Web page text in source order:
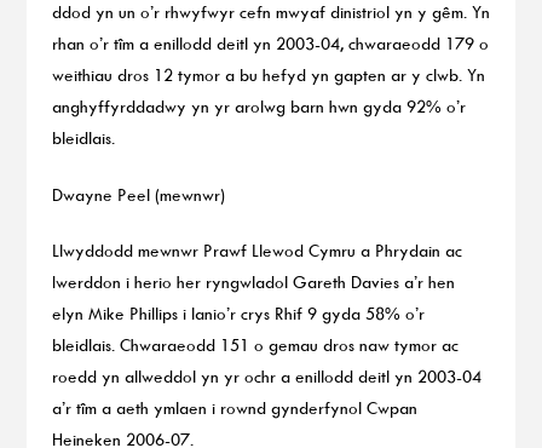
ddod yn un o’r rhwyfwyr cefn mwyaf dinistriol yn y gêm. Yn
rhan o’r tîm a enillodd deitl yn 2003-04, chwaraeodd 179 o
weithiau dros 12 tymor a bu hefyd yn gapten ar y clwb. Yn
anghyffyrddadwy yn yr arolwg barn hwn gyda 92% o’r
bleidlais.
Dwayne Peel (mewnwr)
Llwyddodd mewnwr Prawf Llewod Cymru a Phrydain ac
Iwerddon i herio her ryngwladol Gareth Davies a’r hen
elyn Mike Phillips i lanio’r crys Rhif 9 gyda 58% o’r
bleidlais. Chwaraeodd 151 o gemau dros naw tymor ac
roedd yn allweddol yn yr ochr a enillodd deitl yn 2003-04
a’r tîm a aeth ymlaen i rownd gynderfynol Cwpan
Heineken 2006-07.